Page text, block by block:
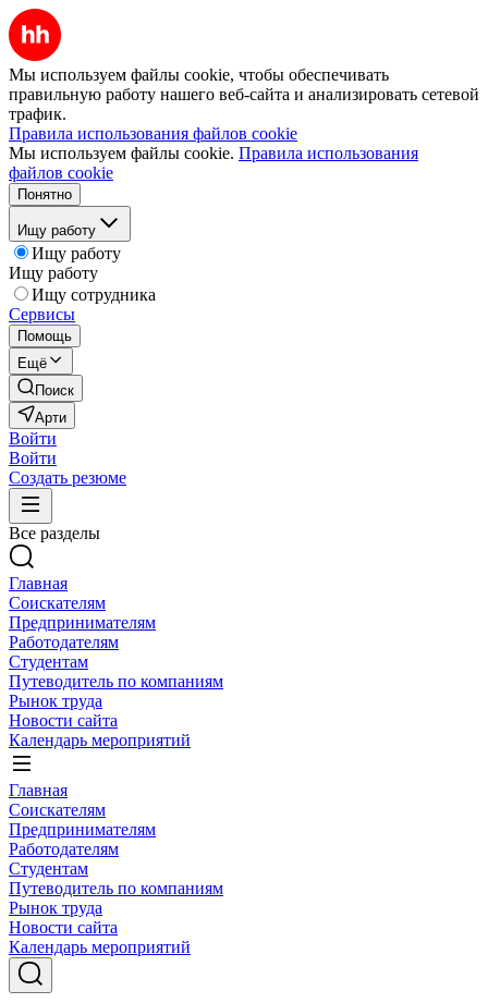
Мы используем файлы cookie, чтобы обеспечивать
правильную работу нашего веб-сайта и анализировать сетевой
трафик.
Правила использования файлов cookie
Мы используем файлы cookie. Правила использования
файлов cookie
Понятно
Ищу работу
Ищу работу
Ищу работу
Ищу сотрудника
Сервисы
Помощь
Ещё
Поиск
Арти
Войти
Войти
Создать резюме
Все разделы
Главная
Соискателям
Предпринимателям
Работодателям
Студентам
Путеводитель по компаниям
Рынок труда
Новости сайта
Календарь мероприятий
Главная
Соискателям
Предпринимателям
Работодателям
Студентам
Путеводитель по компаниям
Рынок труда
Новости сайта
Календарь мероприятий